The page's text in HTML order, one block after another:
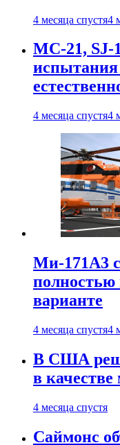
4 месяца спустя4
МС-21, SJ-
испытания
4 месяца спустя4
Ми-171А3
варианте
4 месяца спустя4
В США
в качестве
4 месяца спустя
Саймонс